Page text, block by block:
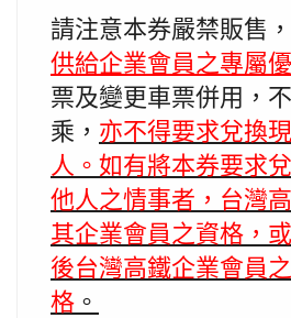
請注意本券嚴禁販售
供給企業會員之專屬
票及變更車票併用，
乘， 亦不得要求兌換現
人。如有將本券要求
他人之情事者， 台灣
其企業會員之資格，
後台灣高鐵企業會員
格 。